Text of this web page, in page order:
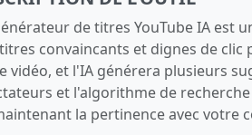
de titres YouTube IA est
convaincants et dignes de clic
vidéo, et l'IA générera plusieurs
et l'algorithme de
la pertinence avec votre